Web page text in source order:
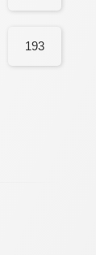
193